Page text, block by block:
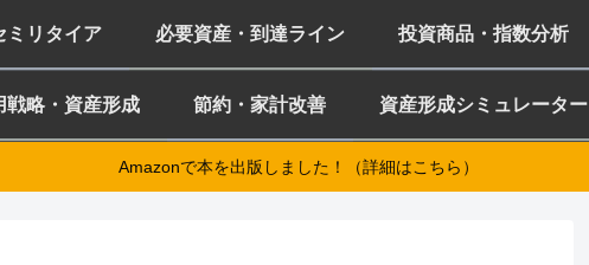
ミリタイア 必要資産・到達ライン 投資商品・指数分析
戦略・資産形成 節約・家計改善 資産形成シミュレーター
Amazonで本を出版しました！（詳細はこちら）